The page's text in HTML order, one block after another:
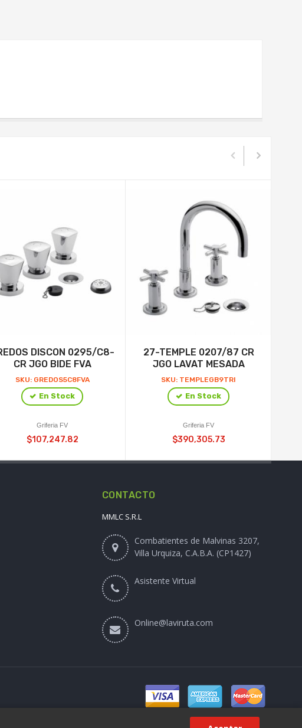
DISCON 0295/C8-
CR JGO BIDE FVA
SKU: GREDOS5C8FVA
En Stock
Griferia FV
$107,247.82
27-TEMPLE 0207/87 CR
JGO LAVAT MESADA
SKU: TEMPLEGB9TRI
En Stock
Griferia FV
$390,305.73
CONTACTO
MMLC S.R.L
Combatientes de Malvinas 3207,
Villa Urquiza, C.A.B.A. (CP1427)
Asistente Virtual
Online@laviruta.com